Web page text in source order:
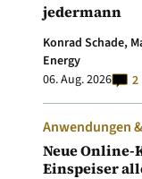
jedermann
Konrad Schade,
Energy
06. Aug. 2026
2
Anwendungen
Neue Online-
Einspeiser